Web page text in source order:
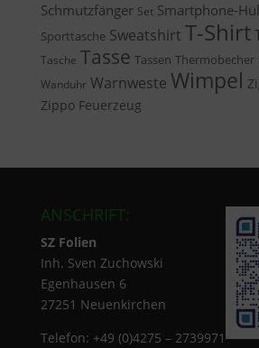
Schmutzfänger Set Smartphone-
Sporttasche Sweatshirt T-Shirt
Tasche Tasse Tassen Thermobecher
Wanduhr Warnweste Wimpel
Zippo Feuerzeug
ANSCHRIFT:
SZ Folien
Inh. Sven Zuchowski
Egenhausen 6
27251 Neuenkirchen
Telefon: +49 (0)4275 – 2739971